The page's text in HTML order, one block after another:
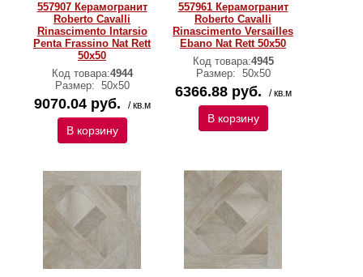
557907 Керамогранит
Roberto Cavalli
Rinascimento Intarsio
Penta Frassino Nat Rett
50x50
Код товара:4944
Размер: 50x50
9070.04 руб. / кв.м
В корзину
557961 Керамогранит
Roberto Cavalli
Rinascimento Versailles
Ebano Nat Rett 50x50
Код товара:4945
Размер: 50x50
6366.88 руб. / кв.м
В корзину